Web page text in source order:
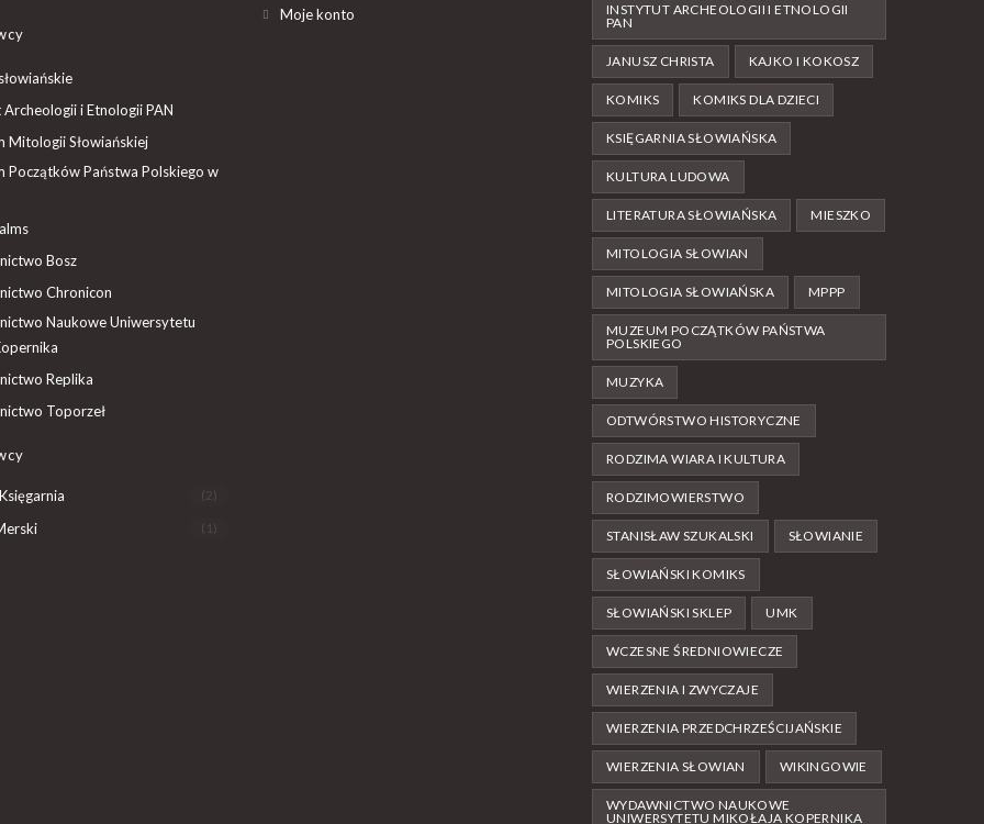
i Etnologii PAN
Mitologii Słowiańskiej
Początków Państwa Polskiego w
Bosz
Chronicon
Naukowe Uniwersytetu
Replika
Toporzeł
(2)
(1)
Moje konto
INSTYTUT ARCHEOLOGII I ETNOLOGII
PAN
JANUSZ CHRISTA KAJKO I KOKOSZ
KOMIKS KOMIKS DLA DZIECI
KSIĘGARNIA SŁOWIAŃSKA
KULTURA LUDOWA
LITERATURA SŁOWIAŃSKA MIESZKO
MITOLOGIA SŁOWIAN
MITOLOGIA SŁOWIAŃSKA MPPP
MUZEUM POCZĄTKÓW PAŃSTWA
POLSKIEGO
MUZYKA
ODTWÓRSTWO HISTORYCZNE
RODZIMA WIARA I KULTURA
RODZIMOWIERSTWO
STANISŁAW SZUKALSKI SŁOWIANIE
SŁOWIAŃSKI KOMIKS
SŁOWIAŃSKI SKLEP UMK
WCZESNE ŚREDNIOWIECZE
WIERZENIA I ZWYCZAJE
WIERZENIA PRZEDCHRZEŚCIJAŃSKIE
WIERZENIA SŁOWIAN WIKINGOWIE
WYDAWNICTWO NAUKOWE
UNIWERSYTETU MIKOŁAJA KOPERNIKA